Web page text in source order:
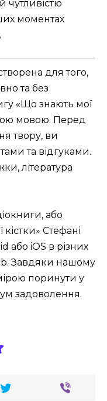
чутливістю
моментах
для того,
та без
«Що знають мої
мовою. Перед
твору, ви
та відгуками.
література
або
Стефані
або iOS в різних
Завдяки нашому
поринути у
задоволення.